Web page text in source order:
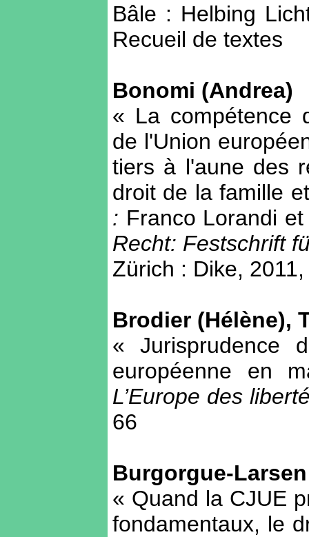
Bâle : Helbing
Recueil de textes
Bonomi (Andrea)
« La compétence
de l'Union
tiers à l'aune des
droit de la famille
: Franco Lorandi
Recht: Festschrift
Zürich : Dike,
Brodier (Hélène),
« Jurisprudence
européenne en
L’Europe des
66
Burgorgue-
« Quand la CJUE
fondamentaux, le